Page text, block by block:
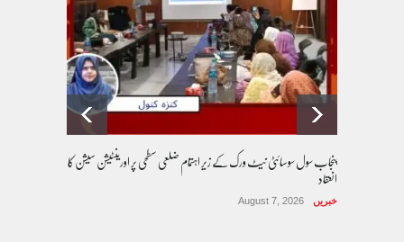
پنجاب سول سوسائٹی نیٹ ورک کے زیرِ اہتمام ضلعی سطحی پر اورینٹیشن سیشن کا
انعقاد
خبریں August 7, 2026